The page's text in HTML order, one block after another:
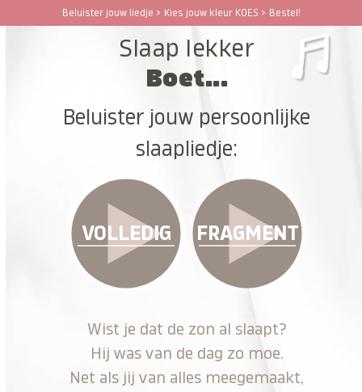
Beluister jouw liedje > Kies jouw kleur KOES > Bestel!
Open
Close
Slaap lekker
Boet...
Beluister jouw persoonlijke
slaapliedje:
VOLLEDIG FRAGMENT
Wist je dat de zon al slaapt?
Hij was van de dag zo moe.
Net als jij van alles meegemaakt,